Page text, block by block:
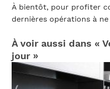
À bientôt, pour profiter
dernières opérations à
À voir aussi dans «
jour »